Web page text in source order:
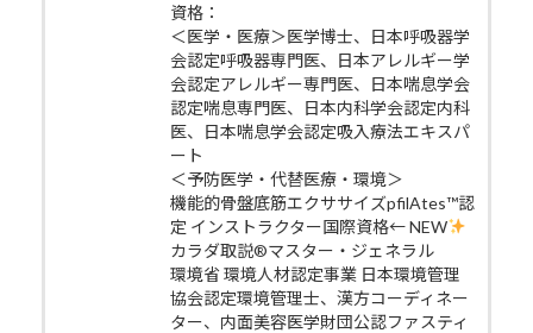
資格：
＜医学・医療＞医学博士、日本呼吸器学
会認定呼吸器専門医、日本アレルギー学
会認定アレルギー専門医、日本喘息学会
認定喘息専門医、日本内科学会認定内科
医、日本喘息学会認定吸入療法エキスパ
ート
＜予防医学・代替医療・環境＞
機能的骨盤底筋エクササイズpfilAtes™認
定 インストラクター国際資格← NEW
カラダ取説®マスター・ジェネラル
環境省 環境人材認定事業 日本環境管理
協会認定環境管理士、漢方コーディネー
ター、内面美容医学財団公認ファスティ